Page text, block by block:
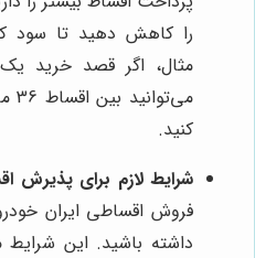
را کاهش دهید تا سود
مثال، اگر قصد خرید یک
کنید.
شرایط لازم برای پذیرش
فروش اقساطی ایران
داشته باشید. این